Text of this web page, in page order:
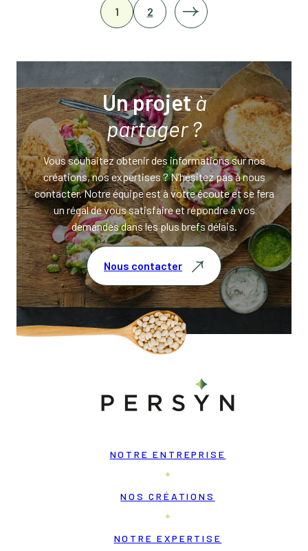
1 2
Un projetà
partager ?
Vous souhaitez obtenir des informations sur nos
créations, nos expertises ? N’hésitez pas à nous
contacter. Notre équipe est à votre écoute et se fera
un régal de vous satisfaire et répondre à vos
demandes dans les plus brefs délais.
Nous contacter
NOTRE ENTREPRISE
NOS CRÉATIONS
NOTRE EXPERTISE